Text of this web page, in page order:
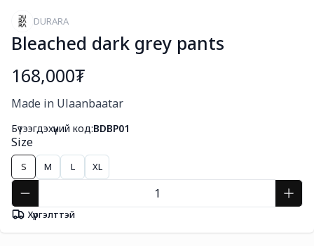
DURARA
Bleached dark grey pants
168,000₮
Made in Ulaanbaatar
Бүтээгдэхүүний код:BDBP01
Size
S M L XL
Хүргэлттэй